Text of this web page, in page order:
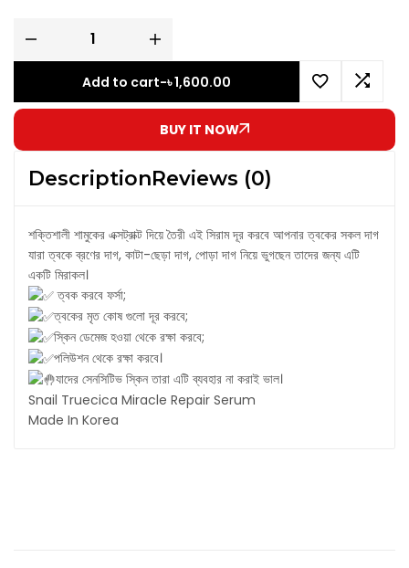
Add to cart-৳1,600.00
BUY IT NOW
DescriptionReviews (0)
শক্তিশালী শামুকের এক্সট্রাক্ট দিয়ে তৈরী এই সিরাম দূর করবে আপনার ত্বকের সকল দাগ
যারা ত্বকে ব্রণের দাগ, কাটা-ছেড়া দাগ, পোড়া দাগ নিয়ে ভুগছেন তাদের জন্য এটি
একটি মিরাকল।
ত্বক করবে ফর্সা;
ত্বকের মৃত কোষ গুলো দূর করবে;
স্কিন ডেমেজ হওয়া থেকে রক্ষা করবে;
পলিউশন থেকে রক্ষা করবে।
যাদের সেনসিটিভ স্কিন তারা এটি ব্যবহার না করাই ভাল।
Snail Truecica Miracle Repair Serum
Made In Korea